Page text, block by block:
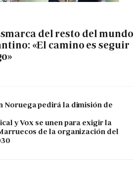
del resto del mundo
«El camino es seguir
Noruega pedirá la dimisión de
y Vox se unen para exigir la
de la organización del